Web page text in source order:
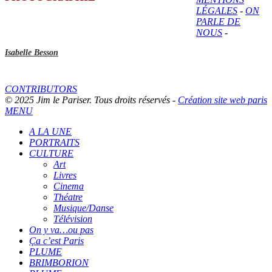
Isabelle Besson
LÉGALES - ON
PARLE DE
NOUS -
CONTRIBUTORS
© 2025 Jim le Pariser. Tous droits réservés - Création site web paris
MENU
A LA UNE
PORTRAITS
CULTURE
Art
Livres
Cinema
Théatre
Musique/Danse
Télévision
On y va…ou pas
Ça c’est Paris
PLUME
BRIMBORION